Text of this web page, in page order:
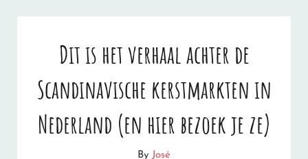
Dit is het verhaal achter de
Scandinavische kerstmarkten in
Nederland (en hier bezoek je ze)
By José